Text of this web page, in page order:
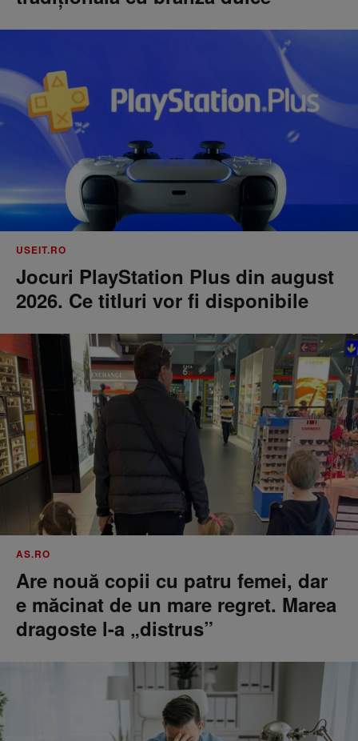
USEIT.RO
Jocuri PlayStation Plus din august
2026. Ce titluri vor fi disponibile
AS.RO
Are nouă copii cu patru femei, dar
e măcinat de un mare regret. Marea
dragoste l-a „distrus”